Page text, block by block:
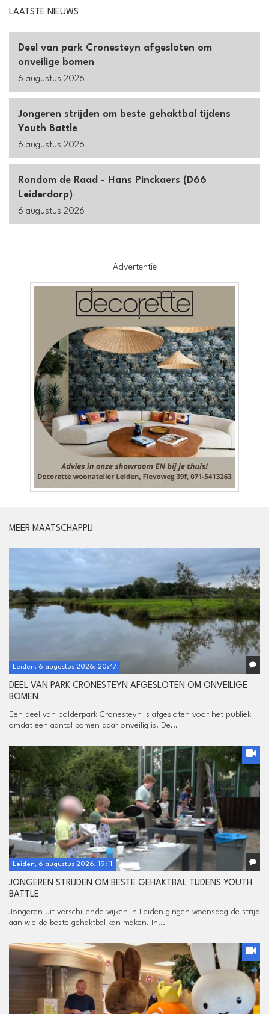
LAATSTE NIEUWS
Deel van park Cronesteyn afgesloten om
onveilige bomen
6 augustus 2026
Jongeren strijden om beste gehaktbal tijdens
Youth Battle
6 augustus 2026
Rondom de Raad - Hans Pinckaers (D66
Leiderdorp)
6 augustus 2026
Advertentie
MEER MAATSCHAPPIJ
Leiden, 6 augustus 2026, 20:47
DEEL VAN PARK CRONESTEYN AFGESLOTEN OM ONVEILIGE
BOMEN
Een deel van polderpark Cronesteyn is afgesloten voor het publiek
omdat een aantal bomen daar onveilig is. De...
Leiden, 6 augustus 2026, 19:11
JONGEREN STRIJDEN OM BESTE GEHAKTBAL TIJDENS YOUTH
BATTLE
Jongeren uit verschillende wijken in Leiden gingen woensdag de strijd
aan wie de beste gehaktbal kan maken. In...